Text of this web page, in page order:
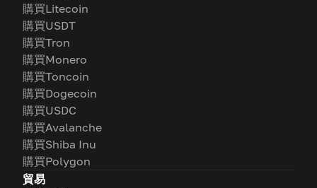
購買Litecoin
購買USDT
購買Tron
購買Monero
購買Toncoin
購買Dogecoin
購買USDC
購買Avalanche
購買Shiba Inu
購買Polygon
貿易